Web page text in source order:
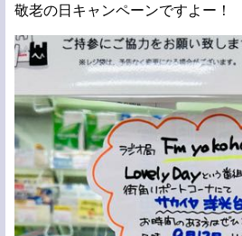
敬老の日キャンペーンですよー！